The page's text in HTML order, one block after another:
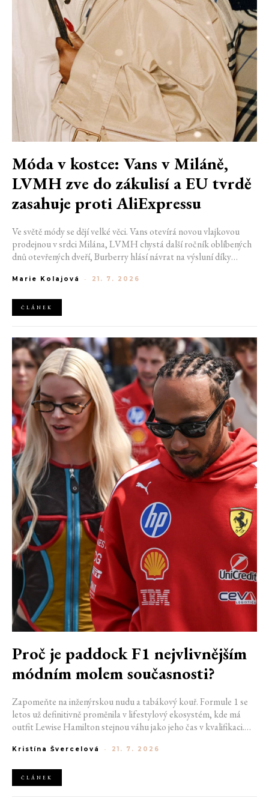
Móda v kostce: Vans v Miláně,
LVMH zve do zákulisí a EU tvrdě
zasahuje proti AliExpressu
Ve světě módy se dějí velké věci. Vans otevírá novou vlajkovou
prodejnou v srdci Milána, LVMH chystá další ročník oblíbených
dnů otevřených dveří, Burberry hlásí návrat na výsluní díky
AliExpress.
Marie Kolajová - 21. 7. 2026
ČLÁNEK
Proč je paddock F1 nejvlivnějším
módním molem současnosti?
Zapomeňte na inženýrskou nudu a tabákový kouř. Formule 1 se
letos už definitivně proměnila v lifestylový ekosystém, kde má
outfit Lewise Hamilton stejnou váhu jako jeho čas v kvalifikaci.
nové generace influencerů a fenoménu manželek a partnerek
ale příslušnost k nejrychlejší fashion komunitě světa. Jak se z
"Racing Core" stala uniforma ulice a proč nás drama v paddocku
Kristína Švercelová - 21. 7. 2026
ČLÁNEK